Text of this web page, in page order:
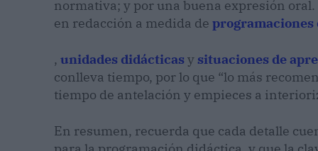
normativa; y por una buena expresión oral.
en redacción a medida de programaciones
, unidades didácticasy situaciones de
conlleva tiempo, por lo que “lo más
tiempo de antelación y empieces a
En resumen, recuerda que cada detalle